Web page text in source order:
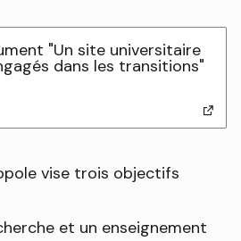
"Un site universitaire
dans les transitions"
vise trois objectifs
et un enseignement